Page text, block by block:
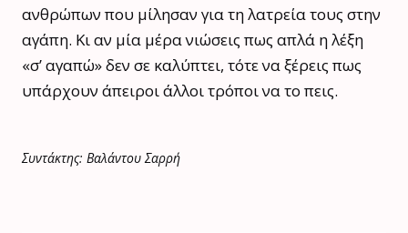
ανθρώπων που μίλησαν για τη λατρεία τους στην
αγάπη. Κι αν μία μέρα νιώσεις πως απλά η λέξη
«σ’ αγαπώ» δεν σε καλύπτει, τότε να ξέρεις πως
υπάρχουν άπειροι άλλοι τρόποι να το πεις.
Συντάκτης: Βαλάντου Σαρρή